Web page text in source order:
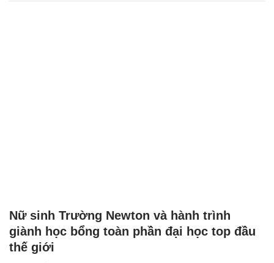
Nữ sinh Trường Newton và hành trình
giành học bổng toàn phần đại học top đầu
thế giới